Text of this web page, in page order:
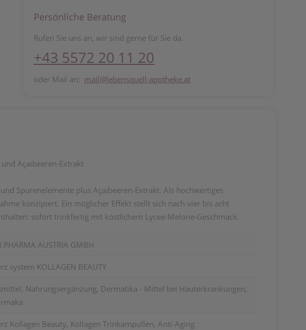
Persönliche Beratung
Rufen Sie uns an, wir sind gerne für Sie da.
+43 5572 20 11 20
oder Mail an: mail@lebensquell-apotheke.at
Açaibeeren-Extrakt
Spurenelemente plus Açaibeeren-Extrakt. Als hochwertiges
konzipiert. Ein möglicher Effekt stellt sich nach vier bis acht
sofort trinkfertig mit köstlichem Lycee-Melone-Geschmack.
PHARMA AUSTRIA GMBH
system KOLLAGEN BEAUTY
Nahrungsergänzung, Dermatika - Mittel bei Hauterkrankungen,
Kollagen Beauty, Kollagen Trinkampullen, Anti-Aging